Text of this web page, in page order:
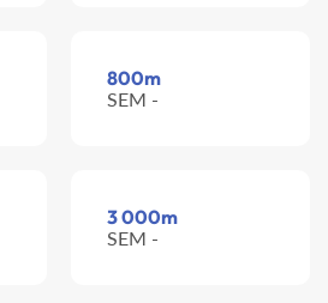
800m
SEM -
3 000m
SEM -